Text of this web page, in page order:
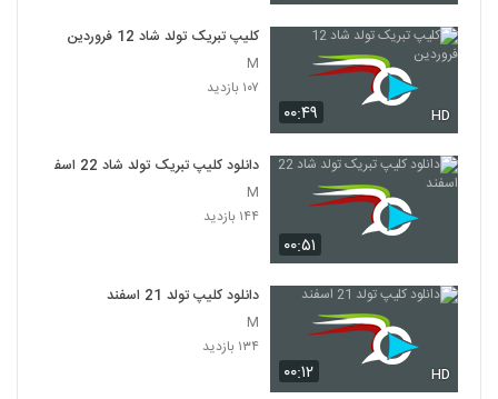
۰۰:۴۹ HD
کلیپ تبریک تولد شاد 12 فروردین
M
۱۰۷ بازدید
۰۰:۵۱
دانلود کلیپ تبریک تولد شاد 22 اسفند
M
۱۴۴ بازدید
۰۰:۱۲ HD
دانلود کلیپ تولد 21 اسفند
M
۱۳۴ بازدید